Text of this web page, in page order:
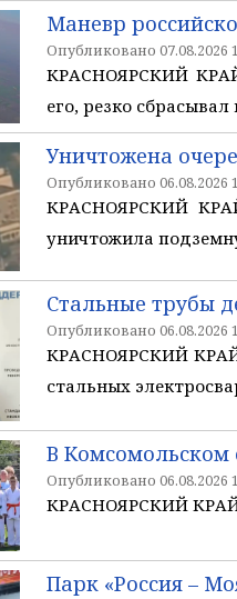
Маневр
Опубликовано 07.08.2026
КРАСНОЯРСКИЙ
его, резко
Уничтожена
Опубликовано 06.08.2026
КРАСНОЯРСКИЙ
уничтожила
Стальные трубы
Опубликовано 06.08.2026
КРАСНОЯРСКИЙ
стальных
В Комсомольском
Опубликовано 06.08.2026
КРАСНОЯРСКИЙ КРАЙ,
Парк «Россия –